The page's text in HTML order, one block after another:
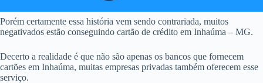
Porém certamente essa história vem sendo contrariada, muitos
negativados estão conseguindo cartão de crédito em Inhaúma – MG.
Decerto a realidade é que não são apenas os bancos que fornecem
cartões em Inhaúma, muitas empresas privadas também oferecem esse
serviço.